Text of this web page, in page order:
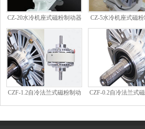
CZ-20水冷机座式磁粉制动器 CZ-5水冷机座式磁
CZF-1.2自冷法兰式磁粉制动
CZF-0.2自冷法兰式